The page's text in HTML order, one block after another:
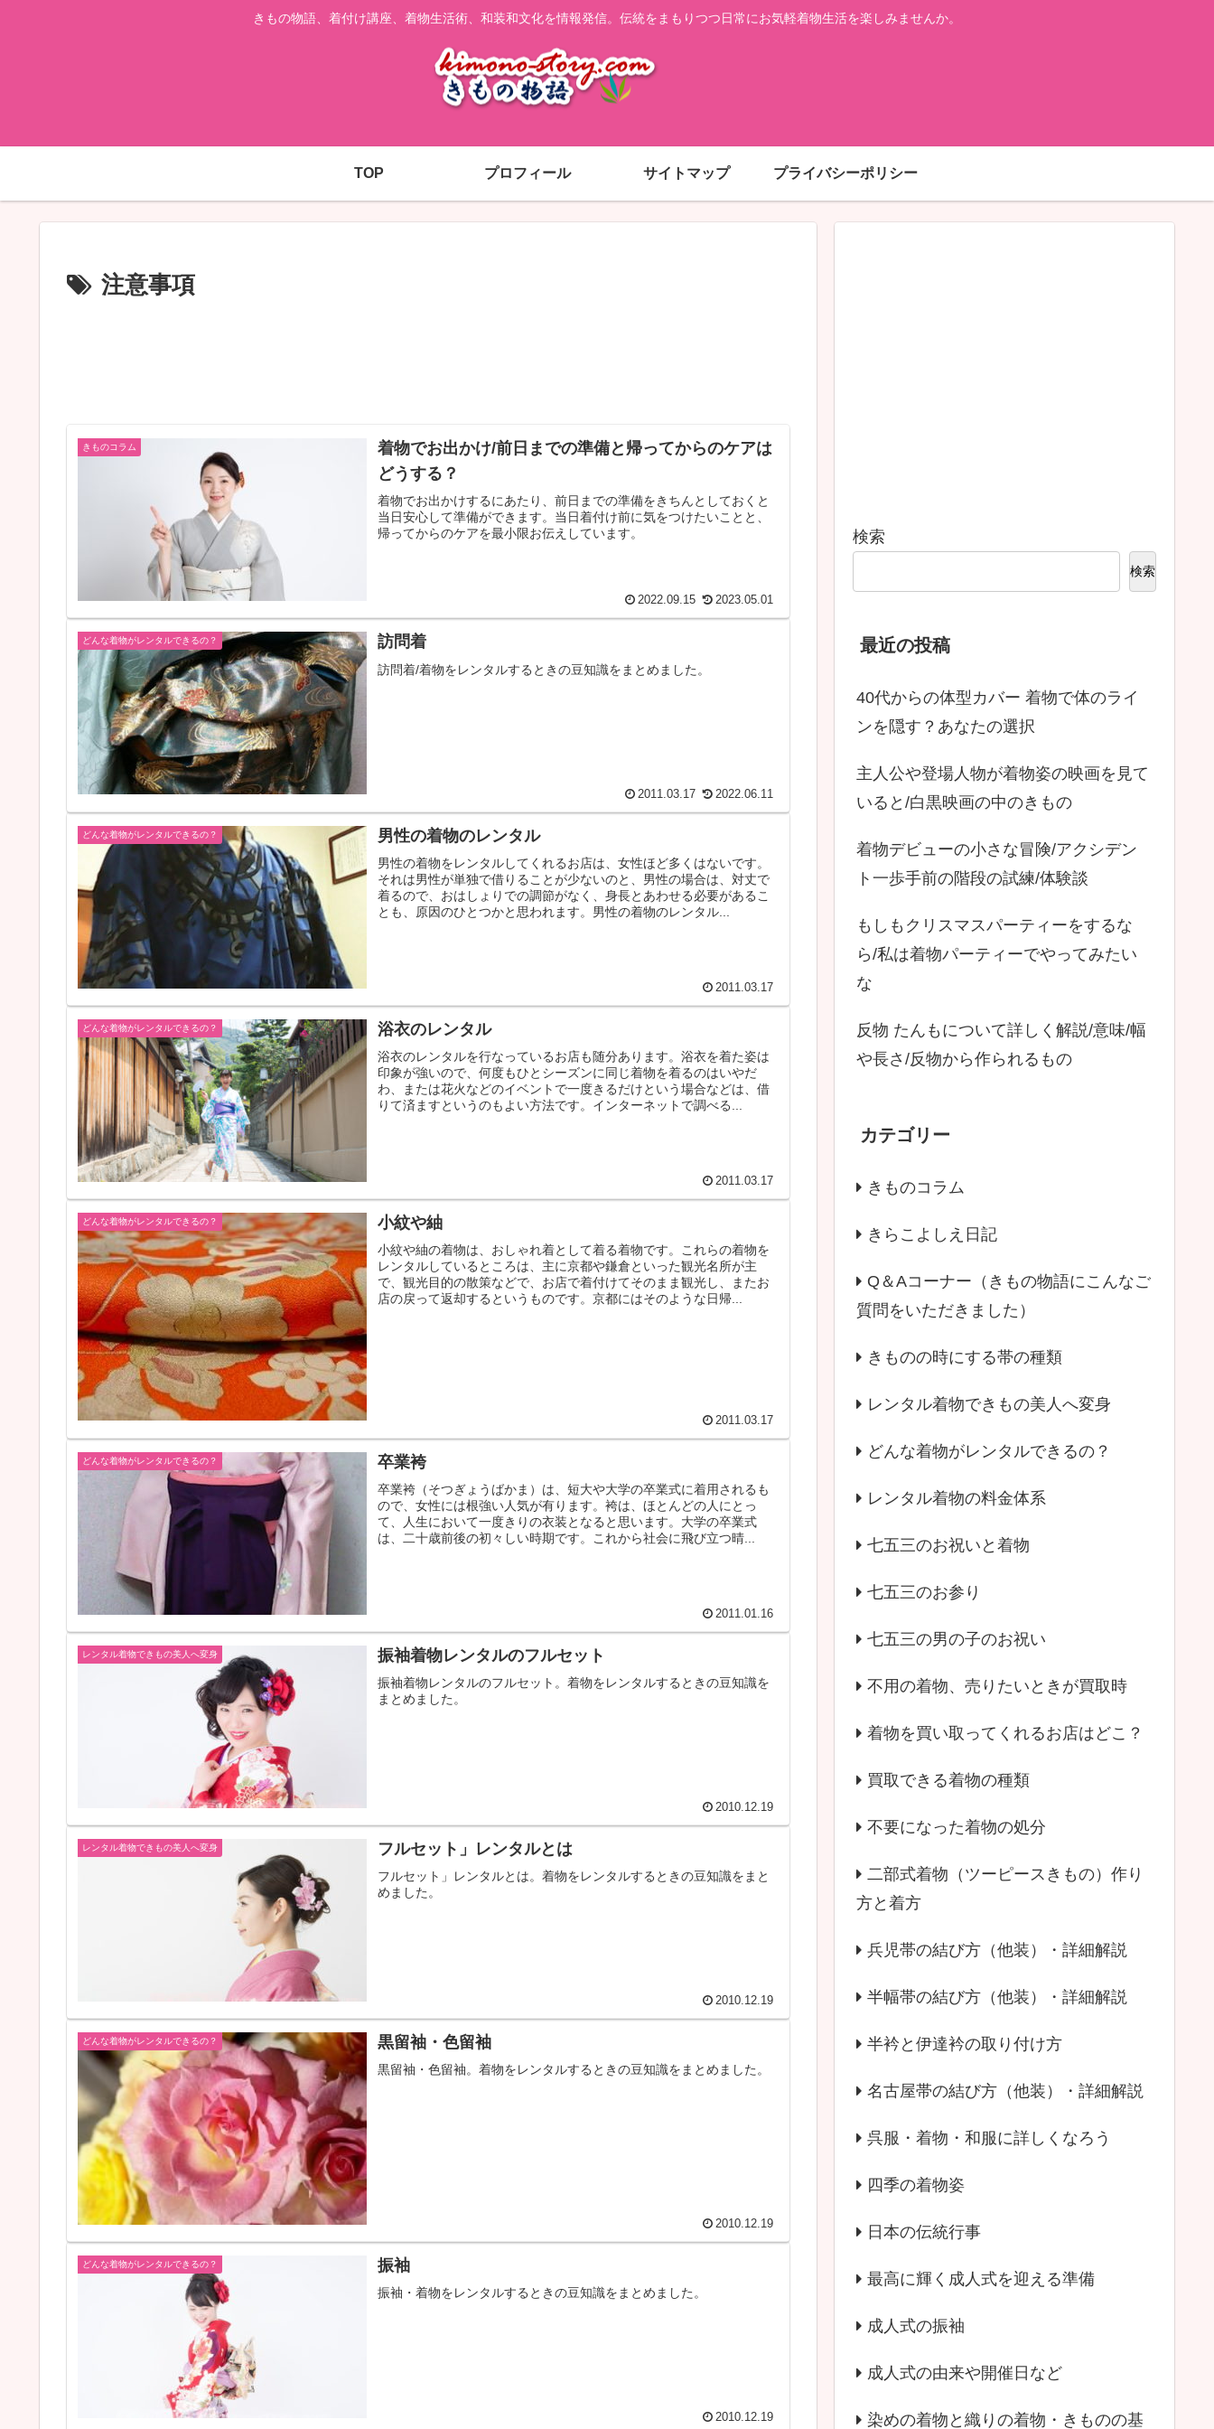
きもの物語、着付け講座、着物生活術、和装和文化を情報発信。伝統をまもりつつ日常にお気軽着物生活を楽しみませんか。
TOP プロフィール サイトマップ プライバシーポリシー
注意事項
きものコラム
着物でお出かけ/前日までの準備と帰ってからのケアは
どうする？
着物でお出かけするにあたり、前日までの準備をきちんとしておくと
当日安心して準備ができます。当日着付け前に気をつけたいことと、
帰ってからのケアを最小限お伝えしています。
2022.09.15 2023.05.01
どんな着物がレンタルできるの？ 訪問着
訪問着/着物をレンタルするときの豆知識をまとめました。
2011.03.17 2022.06.11
どんな着物がレンタルできるの？ 男性の着物のレンタル
男性の着物をレンタルしてくれるお店は、女性ほど多くはないです。
それは男性が単独で借りることが少ないのと、男性の場合は、対丈で
着るので、おはしょりでの調節がなく、身長とあわせる必要があるこ
とも、原因のひとつかと思われます。男性の着物のレンタル...
2011.03.17
どんな着物がレンタルできるの？ 浴衣のレンタル
浴衣のレンタルを行なっているお店も随分あります。浴衣を着た姿は
印象が強いので、何度もひとシーズンに同じ着物を着るのはいやだ
わ、または花火などのイベントで一度きるだけという場合などは、借
りて済ますというのもよい方法です。インターネットで調べる...
2011.03.17
どんな着物がレンタルできるの？ 小紋や紬
小紋や紬の着物は、おしゃれ着として着る着物です。これらの着物を
レンタルしているところは、主に京都や鎌倉といった観光名所が主
で、観光目的の散策などで、お店で着付けてそのまま観光し、またお
店の戻って返却するというものです。京都にはそのような日帰...
2011.03.17
どんな着物がレンタルできるの？ 卒業袴
卒業袴（そつぎょうばかま）は、短大や大学の卒業式に着用されるも
ので、女性には根強い人気が有ります。袴は、ほとんどの人にとっ
て、人生において一度きりの衣装となると思います。大学の卒業式
は、二十歳前後の初々しい時期です。これから社会に飛び立つ晴...
2011.01.16
レンタル着物できもの美人へ変身 振袖着物レンタルのフルセット
振袖着物レンタルのフルセット。着物をレンタルするときの豆知識を
まとめました。
2010.12.19
レンタル着物できもの美人へ変身 フルセット」レンタルとは
フルセット」レンタルとは。着物をレンタルするときの豆知識をまと
めました。
2010.12.19
どんな着物がレンタルできるの？ 黒留袖・色留袖
黒留袖・色留袖。着物をレンタルするときの豆知識をまとめました。
2010.12.19
どんな着物がレンタルできるの？ 振袖
振袖・着物をレンタルするときの豆知識をまとめました。
2010.12.19
検索
検索
最近の投稿
40代からの体型カバー 着物で体のライ
ンを隠す？あなたの選択
主人公や登場人物が着物姿の映画を見て
いると/白黒映画の中のきもの
着物デビューの小さな冒険/アクシデン
ト一歩手前の階段の試練/体験談
もしもクリスマスパーティーをするな
ら/私は着物パーティーでやってみたい
な
反物 たんもについて詳しく解説/意味/幅
や長さ/反物から作られるもの
カテゴリー
きものコラム
きらこよしえ日記
Q＆Aコーナー（きもの物語にこんなご
質問をいただきました）
きものの時にする帯の種類
レンタル着物できもの美人へ変身
どんな着物がレンタルできるの？
レンタル着物の料金体系
七五三のお祝いと着物
七五三のお参り
七五三の男の子のお祝い
不用の着物、売りたいときが買取時
着物を買い取ってくれるお店はどこ？
買取できる着物の種類
不要になった着物の処分
二部式着物（ツーピースきもの）作り
方と着方
兵児帯の結び方（他装）・詳細解説
半幅帯の結び方（他装）・詳細解説
半衿と伊達衿の取り付け方
名古屋帯の結び方（他装）・詳細解説
呉服・着物・和服に詳しくなろう
四季の着物姿
日本の伝統行事
最高に輝く成人式を迎える準備
成人式の振袖
成人式の由来や開催日など
染めの着物と織りの着物・きものの基